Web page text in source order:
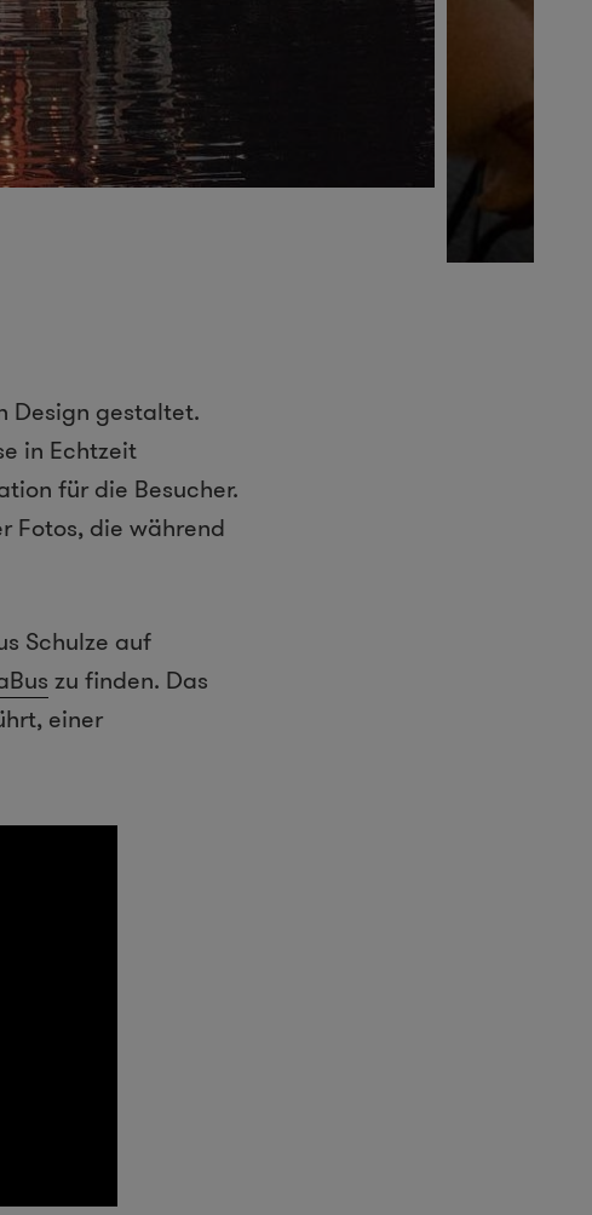
Design gestaltet.
in Echtzeit
für die Besucher.
Fotos, die während
Schulze auf
zu finden. Das
einer